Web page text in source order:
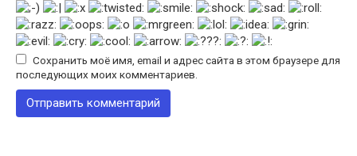
Сохранить моё имя, email и адрес сайта в этом браузере для
последующих моих комментариев.